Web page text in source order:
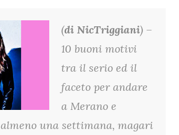
(di NicTriggiani) –
10 buoni motivi
tra il serio ed il
faceto per andare
a Merano e
una settimana, magari